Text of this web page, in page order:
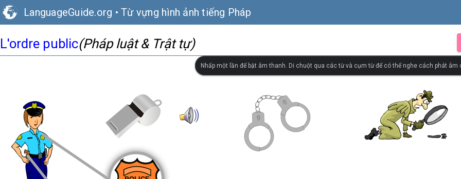
LanguageGuide.org • Từ vựng hình ảnh tiếng Pháp
L'ordre public(Pháp luật & Trật tự)
Nhấp một lần để bật âm thanh. Di chuột qua các từ và cụm từ để có thể nghe cách phát âm